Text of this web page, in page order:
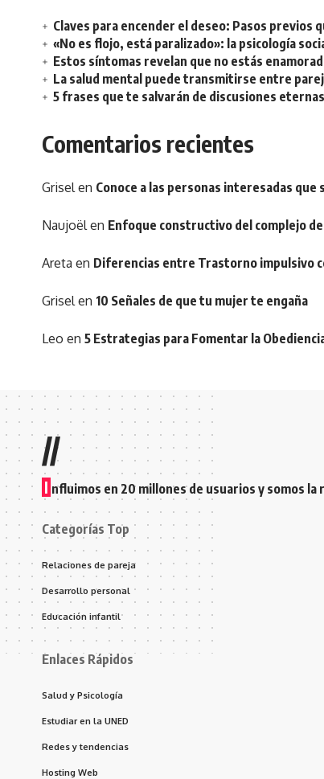
Claves para encender el deseo: Pasos previos
«No es flojo, está paralizado»: la psicología
Estos síntomas revelan que no estás
La salud mental puede transmitirse entre
5 frases que te salvarán de discusiones
Comentarios recientes
Griselen Conoce a las personas interesadas
Naujoëlen Enfoque constructivo del complejo
Areta en Diferencias entre Trastorno impulsivo
Griselen 10 Señales de que tu mujer te engaña
Leo en 5 Estrategias para Fomentar la
//
I nfluimos en 20 millones de usuarios y somos
Categorías Top
Relaciones de pareja
Desarrollo personal
Educación infantil
Enlaces Rápidos
Salud y Psicología
Estudiar en la UNED
Redes y tendencias
Hosting Web